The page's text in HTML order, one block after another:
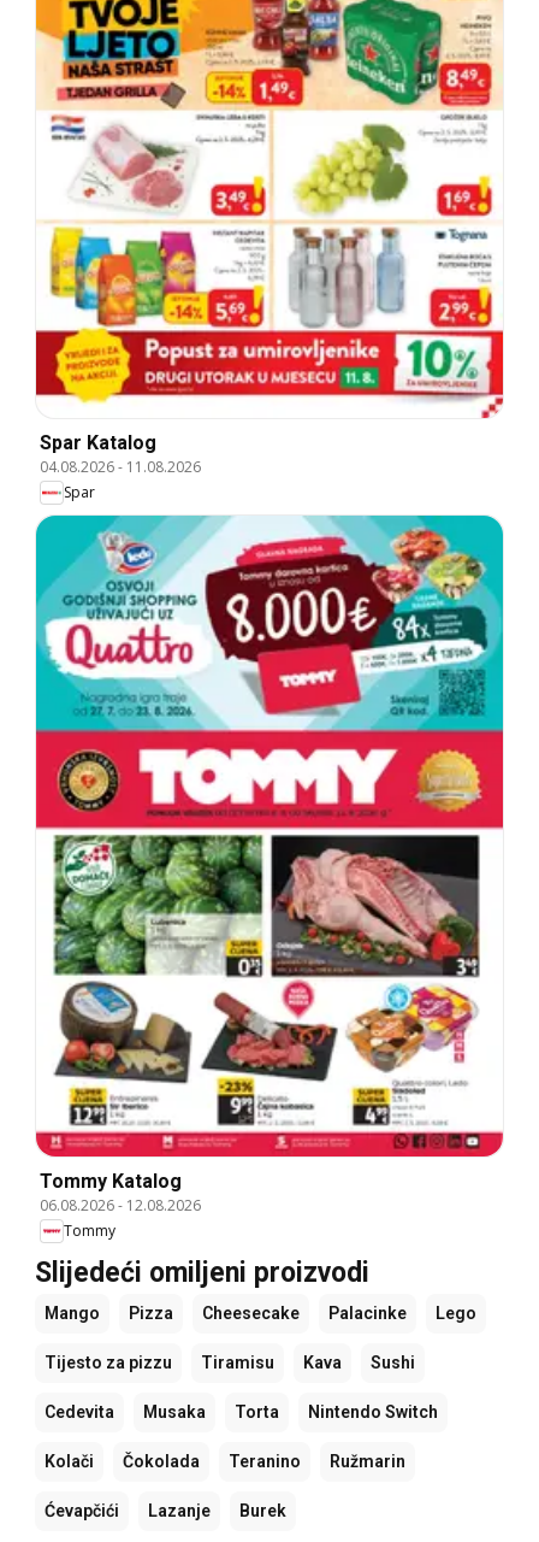
Spar Katalog
04.08.2026- 11.08.2026
Spar
Tommy Katalog
06.08.2026- 12.08.2026
Tommy
Slijedeći omiljeni proizvodi
Mango Pizza Cheesecake Palacinke Lego
Tijesto za pizzu Tiramisu Kava Sushi
Cedevita Musaka Torta Nintendo Switch
Kolači Čokolada Teranino Ružmarin
Ćevapčići Lazanje Burek